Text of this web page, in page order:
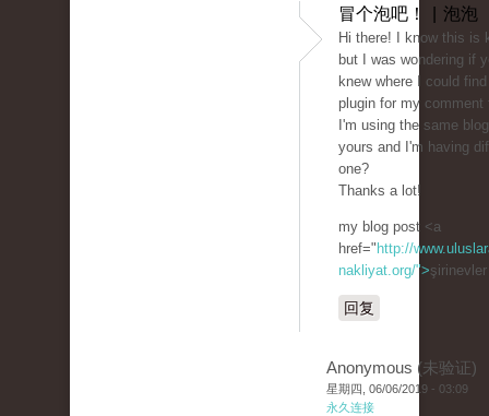
冒个泡吧！ | 泡泡
Hi there! I know this is
but I was wondering if
knew where I could
plugin for my comment
I'm using the same
yours and I'm having
one?
Thanks a lot!
my blog post <a
href=" http://
nakliyat.org/">
回复
Anonymous (未验证)
星期四, 06/06/2019 - 03:09
永久连接